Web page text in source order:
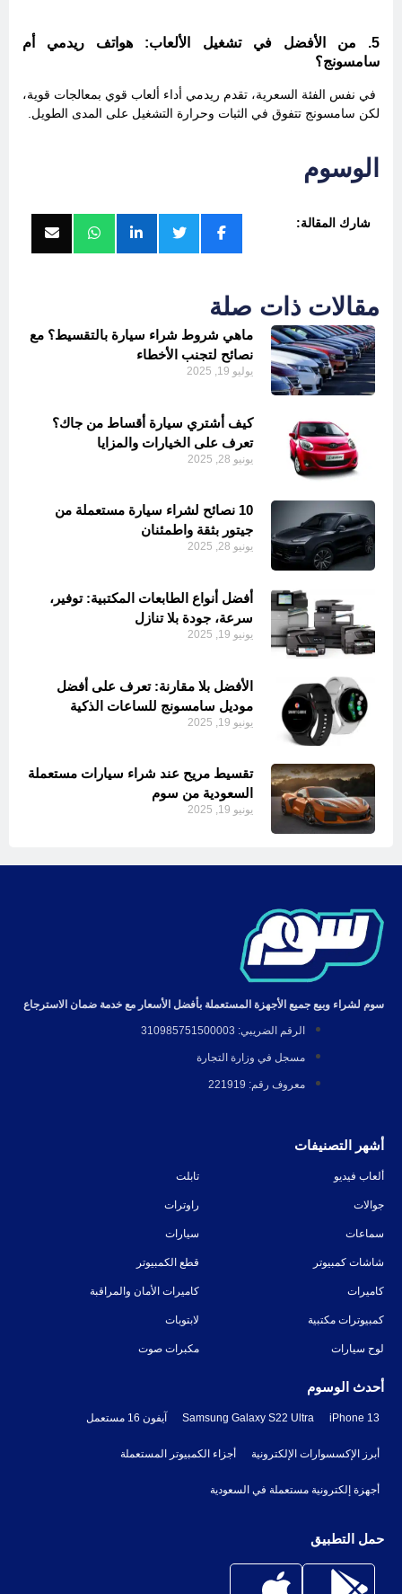
5. من الأفضل في تشغيل الألعاب: هواتف ريدمي أم
سامسونج؟
في نفس الفئة السعرية، تقدم ريدمي أداء ألعاب قوي بمعالجات قوية،
لكن سامسونج تتفوق في الثبات وحرارة التشغيل على المدى الطويل.
الوسوم
شارك المقالة:
مقالات ذات صلة
ماهي شروط شراء سيارة بالتقسيط؟ مع
نصائح لتجنب الأخطاء
يوليو 19, 2025
كيف أشتري سيارة أقساط من جاك؟
تعرف على الخيارات والمزايا
يونيو 28, 2025
10 نصائح لشراء سيارة مستعملة من
جيتور بثقة واطمئنان
يونيو 28, 2025
أفضل أنواع الطابعات المكتبية: توفير،
سرعة، جودة بلا تنازل
يونيو 19, 2025
الأفضل بلا مقارنة: تعرف على أفضل
موديل سامسونج للساعات الذكية
يونيو 19, 2025
تقسيط مريح عند شراء سيارات مستعملة
السعودية من سوم
يونيو 19, 2025
سوم لشراء وبيع جميع الأجهزة المستعملة بأفضل الأسعار مع خدمة ضمان الاسترجاع
الرقم الضريبي: 310985751500003
مسجل في وزارة التجارة
معروف رقم: 221919
أشهر التصنيفات
ألعاب فيديو تابلت
جوالات راوترات
سماعات سيارات
شاشات كمبيوتر قطع الكمبيوتر
كاميرات كاميرات الأمان والمراقبة
كمبيوترات مكتبية لابتوبات
لوح سيارات مكبرات صوت
أحدث الوسوم
iPhone 13
Samsung Galaxy S22 Ultra آيفون 16 مستعمل
أبرز الإكسسوارات الإلكترونية أجزاء الكمبيوتر المستعملة
أجهزة إلكترونية مستعملة في السعودية
حمل التطبيق